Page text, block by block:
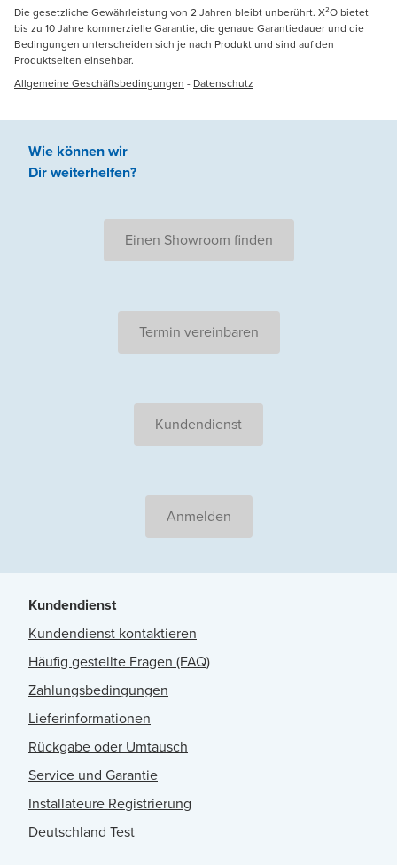
Die gesetzliche Gewährleistung von 2 Jahren bleibt unberührt. X²O bietet
bis zu 10 Jahre kommerzielle Garantie, die genaue Garantiedauer und die
Bedingungen unterscheiden sich je nach Produkt und sind auf den
Produktseiten einsehbar.
Allgemeine Geschäftsbedingungen - Datenschutz
Wie können wir
Dir weiterhelfen?
Einen Showroom finden
Termin vereinbaren
Kundendienst
Anmelden
Kundendienst
Kundendienst kontaktieren
Häufig gestellte Fragen (FAQ)
Zahlungsbedingungen
Lieferinformationen
Rückgabe oder Umtausch
Service und Garantie
Installateure Registrierung
Deutschland Test